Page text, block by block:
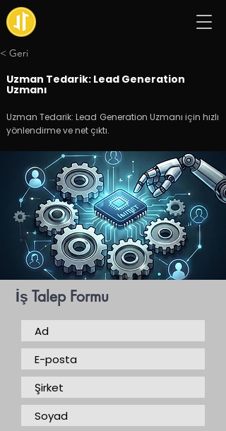
< Geri
Uzman Tedarik: Lead Generation
Uzmanı
Uzman Tedarik: Lead Generation Uzmanı için hızlı
yönlendirme ve net çıktı.
İş Talep Formu